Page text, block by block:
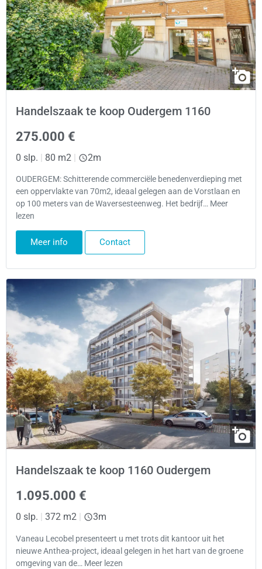
Handelszaak te koop Oudergem 1160
275.000 €
0 slp. | 80 m2 | 2m
OUDERGEM: Schitterende commerciële benedenverdieping met
een oppervlakte van 70m2, ideaal gelegen aan de Vorstlaan en
op 100 meters van de Waversesteenweg. Het bedrijf… Meer
lezen
Meer info Contact
Handelszaak te koop 1160 Oudergem
1.095.000 €
0 slp. 372 m2 3m
Vaneau Lecobel presenteert u met trots dit kantoor uit het
nieuwe Anthea-project, ideaal gelegen in het hart van de groene
omgeving van de… Meer lezen